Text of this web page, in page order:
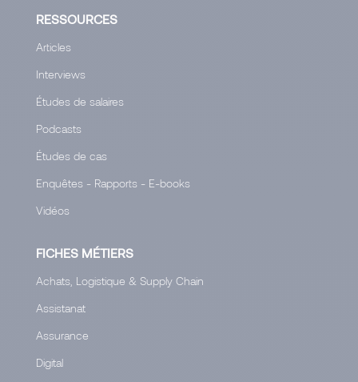
RESSOURCES
Articles
Interviews
Études de salaires
Podcasts
Études de cas
Enquêtes - Rapports - E-books
Vidéos
FICHES MÉTIERS
Achats, Logistique & Supply Chain
Assistanat
Assurance
Digital